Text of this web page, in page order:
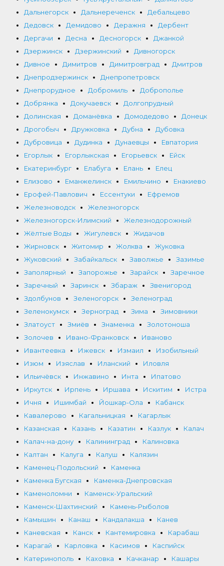
Дальнегорск
Дальнереченск
Дебальцево
Дедовск
Демидово Деражня
Дербент
Дергачи
Десна Десногорск
Джанкой
Дзержинск
Дзержинский
Дивногорск
Дивное
Димитров Димитровград
Дмитров
Днепродзержинск
Днепропетровск
Днепрорудное
Добромиль
Доброполье
Добрянка
Докучаевск
Долгопрудный
Долинская
Доманёвка Домодедово
Донецк
Дрогобыч
Дружковка Дубна
Дубовка
Дубровица
Дудинка Дунаевцы
Евпатория
Егорлык
Егорлыкская Егорьевск
Ейск
Екатеринбург
Елабуга Елань
Елец
Елизово
Еманжелинск Емильчино
Енакиево
Ерофей-Павлович
Ессентуки
Ефремов
Железноводск
Железногорск
Железногорск-Илимский
Железнодорожный
Жёлтые Воды
Жигулевск
Жидачов
Жирновск
Житомир Жолква
Жуковка
Жуковский
Забайкальск Заволжье
Зазимье
Заполярный
Запорожье Зарайск
Заречное
Заречный
Заринск Збараж
Звенигород
Здолбунов
Зеленогорск
Зеленоград
Зеленокумск
Зерноград Зима
Зимовники
Златоуст
Змиёв Знаменка
Золотоноша
Золочев
Ивано-Франковск
Иваново
Ивантеевка
Ижевск Измаил
Изобильный
Изюм
Изяслав Иланский
Иловля
Ильичёвск
Инжавино Инта
Ипатово
Иркутск
Ирпень Иршава Искитим
Истра
Ичня
Ишимбай Йошкар-Ола
Кабанск
Кавалерово
Кагальницкая
Кагарлык
Казанская
Казань Казатин Казлук
Калач
Калач-на-дону
Калининград
Калиновка
Калтан
Калуга Калуш
Калязин
Каменец-Подольский
Каменка
Каменка Бугская
Каменка-Днепровская
Каменоломни
Каменск-Уральский
Каменск-Шахтинский
Камень-Рыболов
Камышин
Канаш Кандалакша
Канев
Каневская
Канск Кантемировка
Карабаш
Карагай
Карловка Касимов
Каспийск
Катеринополь
Каховка Качканар
Кашары